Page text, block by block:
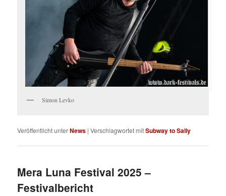
Simon Levko
Veröffentlicht unterNews |Verschlagwortet mitSubway to Sally
Mera Luna Festival 2025 –
Festivalbericht